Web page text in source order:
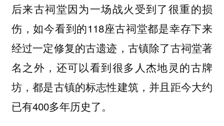
后来古祠堂因为一场战火受到了很重的损
伤，如今看到的118座古祠堂都是幸存下来
经过一定修复的古遗迹，古镇除了古祠堂著
名之外，还可以看到很多人杰地灵的古牌
坊，都是古镇的标志性建筑，并且距今大约
已有400多年历史了。